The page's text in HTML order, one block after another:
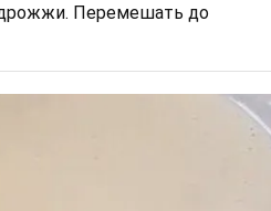
Перемешать до